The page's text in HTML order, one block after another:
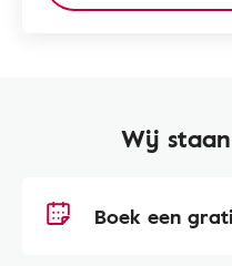
Wij
Boek een